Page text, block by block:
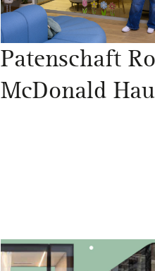
Patenschaft
McDonald